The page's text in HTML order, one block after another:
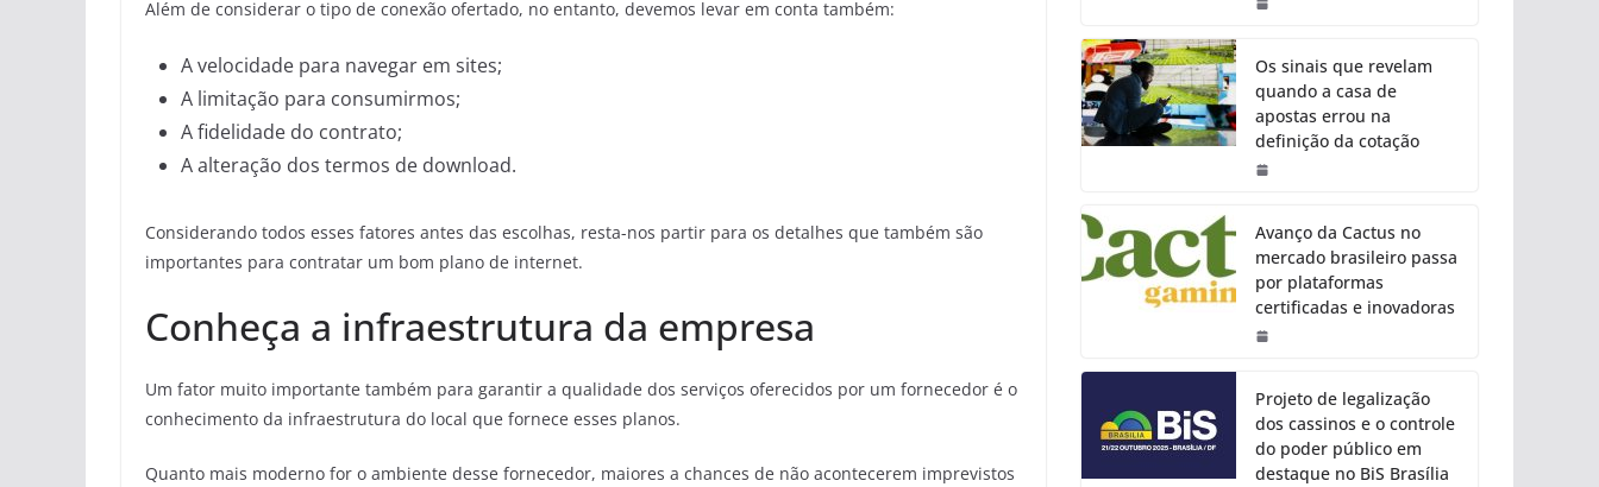
Além de considerar o tipo de conexão ofertado, no entanto, devemos levar em conta também:
A velocidade para navegar em sites;
A limitação para consumirmos;
A fidelidade do contrato;
A alteração dos termos de download.
Considerando todos esses fatores antes das escolhas, resta-nos partir para os detalhes que também são
importantes para contratar um bom plano de internet.
Conheça a infraestrutura da empresa
Um fator muito importante também para garantir a qualidade dos serviços oferecidos por um fornecedor é o
conhecimento da infraestrutura do local que fornece esses planos.
Quanto mais moderno for o ambiente desse fornecedor, maiores a chances de não acontecerem imprevistos
Os sinais que revelam
quando a casa de
apostas errou na
definição da cotação
Avanço da Cactus no
mercado brasileiro passa
por plataformas
certificadas e inovadoras
Projeto de legalização
dos cassinos e o controle
do poder público em
destaque no BiS Brasília